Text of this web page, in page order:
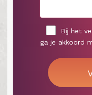
Bij het
ga je akkoord